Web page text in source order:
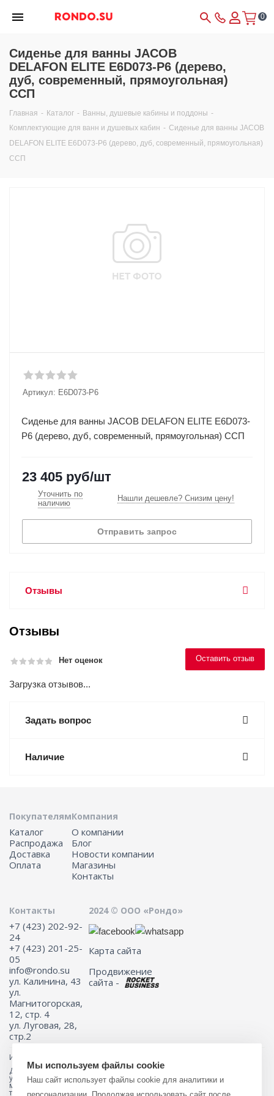
0
Сиденье для ванны JACOB
DELAFON ELITE E6D073-P6 (дерево,
дуб, современный, прямоугольная)
ССП
Главная - Каталог - Ванны, душевые кабины и поддоны -
Комплектующие для ванн и душевых кабин - Сиденье для ванны JACOB
DELAFON ELITE E6D073-P6 (дерево, дуб, современный, прямоугольная)
ССП
Артикул: E6D073-P6
Сиденье для ванны JACOB DELAFON ELITE E6D073-
P6 (дерево, дуб, современный, прямоугольная) ССП
23 405 руб/шт
Уточнить по
наличию
Нашли дешевле? Снизим цену!
Отправить запрос
Отзывы
Отзывы
Нет оценок Оставить отзыв
Загрузка отзывов...
Задать вопрос
Наличие
Покупателям
Каталог
Распродажа
Доставка
Оплата
Компания
О компании
Блог
Новости компании
Магазины
Контакты
Контакты
+7 (423) 202-92-
24
+7 (423) 201-25-
05
info@rondo.su
ул. Калинина, 43
ул.
Магнитогорская,
12, стр. 4
ул. Луговая, 28,
стр.2
2024 © ООО «Рондо»
Карта сайта
Продвижение
сайта -
Информация на сайте не является публичной офертой.
Для получения подробной информации о наличии и стоимости
указанных товаров и (или) услуг, пожалуйста, обращайтесь к
менеджеру сайта с помощью специальной формы связи или по
телефону 8 (423) 201-25-05
Мы используем файлы cookie
Наш сайт использует файлы cookie для аналитики и